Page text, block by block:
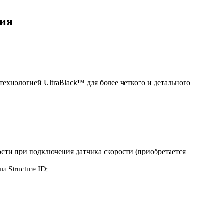
UltraBlack™ для более четкого и детального
при подключения датчика скорости (приобретается
Structure ID;